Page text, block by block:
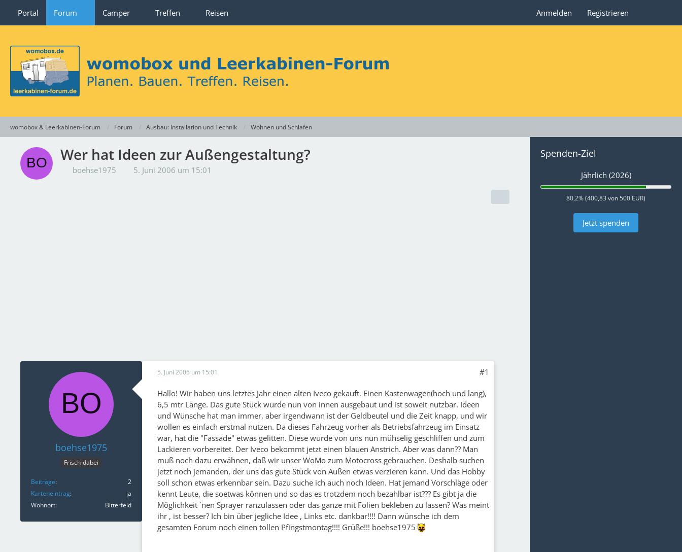
Portal Forum Camper Treffen Reisen Anmelden Registrieren
womobox & Leerkabinen-Forum Forum Ausbau: Installation und Technik Wohnen und Schlafen
Wer hat Ideen zur Außengestaltung?
boehse1975 5. Juni 2006 um 15:01
boehse1975
Frisch-dabei
Beiträge
2
Karteneintrag
ja
Wohnort
Bitterfeld
5. Juni 2006 um 15:01 #1
Hallo! Wir haben uns letztes Jahr einen alten Iveco gekauft. Einen Kastenwagen(hoch und lang),
6,5 mtr Länge. Das gute Stück wurde nun von innen ausgebaut und ist soweit nutzbar. Ideen
und Wünsche hat man immer, aber irgendwann ist der Geldbeutel und die Zeit knapp, und wir
wollen es einfach erstmal nutzen. Da dieses Fahrzeug vorher als Betriebsfahrzeug im Einsatz
war, hat die "Fassade" etwas gelitten. Diese wurde von uns nun mühselig geschliffen und zum
Lackieren vorbereitet. Der Iveco bekommt jetzt einen blauen Anstrich. Aber was dann?? Man
muß noch dazu erwähnen, daß wir unser WoMo zum Motocross gebrauchen. Deshalb suchen
jetzt noch jemanden, der uns das gute Stück von Außen etwas verzieren kann. Und das Hobby
soll schon etwas erkennbar sein. Dazu suche ich auch noch Ideen. Hat jemand Vorschläge oder
kennt Leute, die soetwas können und so das es trotzdem noch bezahlbar ist??? Es gibt ja die
Möglichkeit `nen Sprayer ranzulassen oder das ganze mit Folien bekleben zu lassen? Was meint
ihr , ist besser? Ich bin über jegliche Idee , Links etc. dankbar!!!! Dann wünsche ich dem
gesamten Forum noch einen tollen Pfingstmontag!!!! Grüße!!! boehse1975
Spenden-Ziel
Jährlich (2026)
80,2% (400,83 von 500 EUR)
Jetzt spenden